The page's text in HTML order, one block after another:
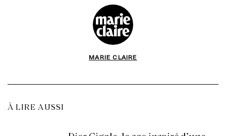
MARIE CLAIRE
À LIRE AUSSI